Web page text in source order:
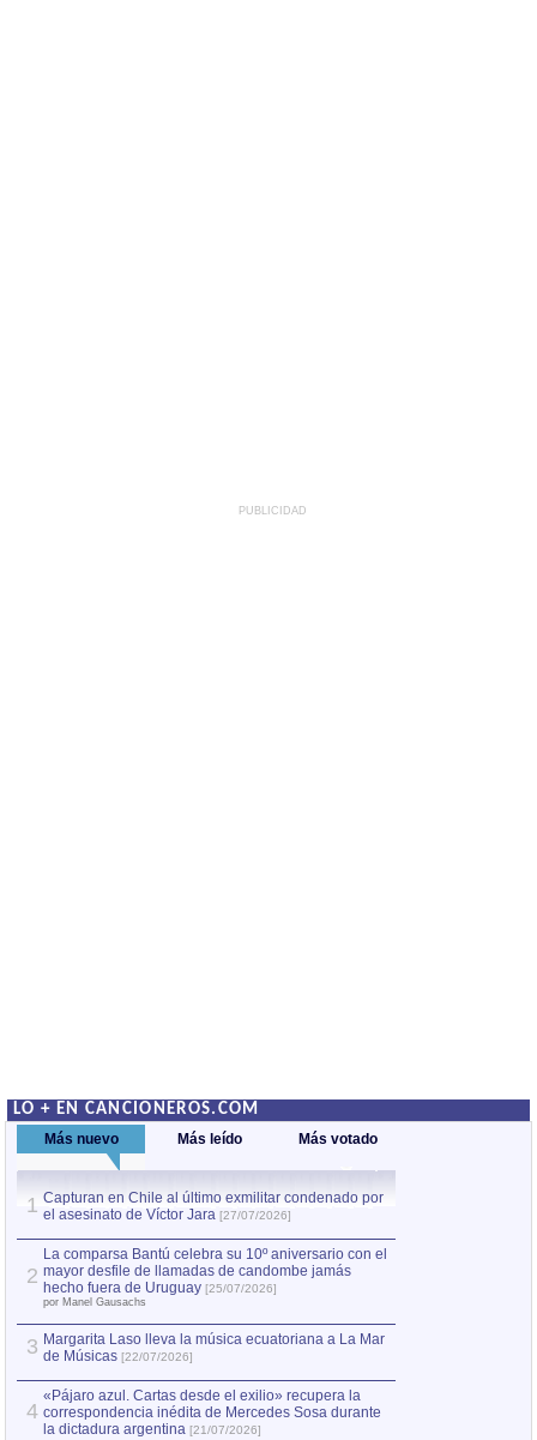
PUBLICIDAD
LO + EN CANCIONEROS.COM
Más nuevo Más leído Más votado
1 Capturan en Chile al último exmilitar condenado por
el asesinato de Víctor Jara [27/07/2026]
2
La comparsa Bantú celebra su 10º aniversario con el
mayor desfile de llamadas de candombe jamás
hecho fuera de Uruguay [25/07/2026]
por Manel Gausachs
3 Margarita Laso lleva la música ecuatoriana a La Mar
de Músicas [22/07/2026]
4
«Pájaro azul. Cartas desde el exilio» recupera la
correspondencia inédita de Mercedes Sosa durante
la dictadura argentina [21/07/2026]